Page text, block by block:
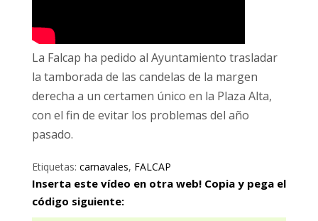
La Falcap ha pedido al Ayuntamiento trasladar
la tamborada de las candelas de la margen
derecha a un certamen único en la Plaza Alta,
con el fin de evitar los problemas del año
pasado.
Etiquetas: carnavales, FALCAP
Inserta este vídeo en otra web! Copia y pega el
código siguiente: